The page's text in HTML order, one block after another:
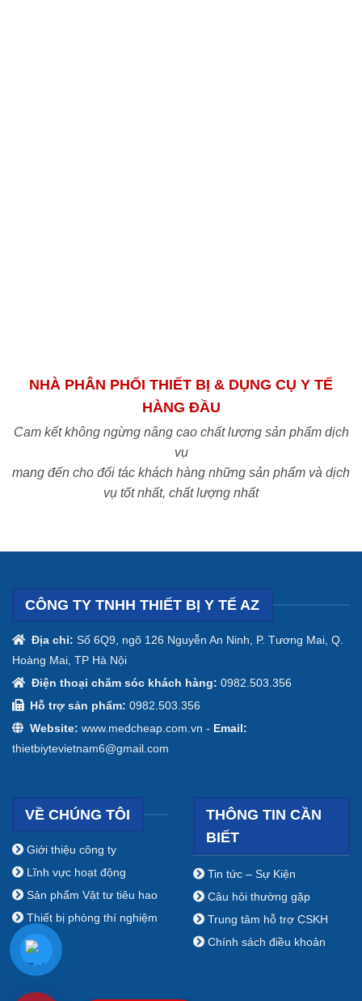
NHÀ PHÂN PHỐI THIẾT BỊ & DỤNG CỤ Y TẾ
HÀNG ĐẦU
Cam kết không ngừng nâng cao chất lượng sản phẩm dịch
vụ
mang đến cho đối tác khách hàng những sản phẩm và dịch
vụ tốt nhất, chất lượng nhất
CÔNG TY TNHH THIẾT BỊ Y TẾ AZ
Địa chỉ: Số 6Q9, ngõ 126 Nguyễn An Ninh, P. Tương Mai, Q.
Hoàng Mai, TP Hà Nội
Điện thoại chăm sóc khách hàng: 0982.503.356
Hỗ trợ sản phẩm: 0982.503.356
Website: www.medcheap.com.vn - Email:
thietbiytevietnam6@gmail.com
VỀ CHÚNG TÔI
Giới thiệu công ty
Lĩnh vực hoạt động
Sản phẩm Vật tư tiêu hao
Thiết bị phòng thí nghiệm
THÔNG TIN CẦN
BIẾT
Tin tức – Sự Kiện
Câu hỏi thường gặp
Trung tâm hỗ trợ CSKH
Chính sách điều khoản